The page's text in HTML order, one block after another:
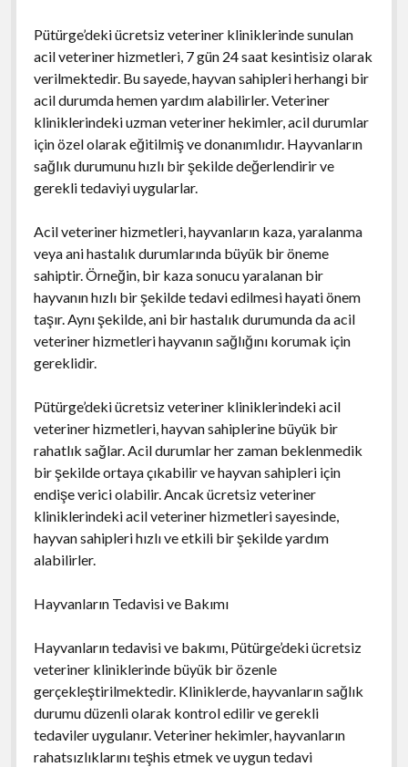
Pütürge’deki ücretsiz veteriner kliniklerinde sunulan
acil veteriner hizmetleri, 7 gün 24 saat kesintisiz olarak
verilmektedir. Bu sayede, hayvan sahipleri herhangi bir
acil durumda hemen yardım alabilirler. Veteriner
kliniklerindeki uzman veteriner hekimler, acil durumlar
için özel olarak eğitilmiş ve donanımlıdır. Hayvanların
sağlık durumunu hızlı bir şekilde değerlendirir ve
gerekli tedaviyi uygularlar.
Acil veteriner hizmetleri, hayvanların kaza, yaralanma
veya ani hastalık durumlarında büyük bir öneme
sahiptir. Örneğin, bir kaza sonucu yaralanan bir
hayvanın hızlı bir şekilde tedavi edilmesi hayati önem
taşır. Aynı şekilde, ani bir hastalık durumunda da acil
veteriner hizmetleri hayvanın sağlığını korumak için
gereklidir.
Pütürge’deki ücretsiz veteriner kliniklerindeki acil
veteriner hizmetleri, hayvan sahiplerine büyük bir
rahatlık sağlar. Acil durumlar her zaman beklenmedik
bir şekilde ortaya çıkabilir ve hayvan sahipleri için
endişe verici olabilir. Ancak ücretsiz veteriner
kliniklerindeki acil veteriner hizmetleri sayesinde,
hayvan sahipleri hızlı ve etkili bir şekilde yardım
alabilirler.
Hayvanların Tedavisi ve Bakımı
Hayvanların tedavisi ve bakımı, Pütürge’deki ücretsiz
veteriner kliniklerinde büyük bir özenle
gerçekleştirilmektedir. Kliniklerde, hayvanların sağlık
durumu düzenli olarak kontrol edilir ve gerekli
tedaviler uygulanır. Veteriner hekimler, hayvanların
rahatsızlıklarını teşhis etmek ve uygun tedavi